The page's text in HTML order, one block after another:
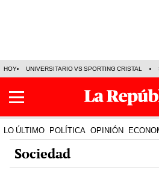
HOY UNIVERSITARIO VS SPORTING CRISTAL
LO ÚLTIMO POLÍTICA OPINIÓN
Sociedad